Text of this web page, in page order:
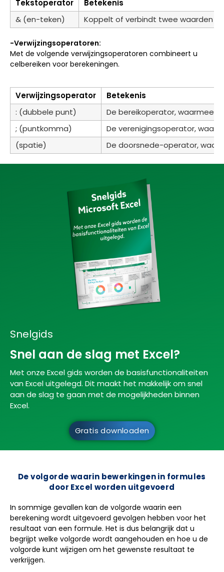
Tekstoperator
Betekenis
& (en-teken)
Koppelt of verbindt twee waarden
-Verwijzingsoperatoren:
Met de volgende verwijzingsoperatoren combineert u
celbereiken voor berekeningen.
Verwijzingsoperator
Betekenis
: (dubbele punt)
De bereikoperator, waarmee
; (puntkomma)
De verenigingsoperator,
(spatie)
De doorsnede-operator,
Snelgids
Snel aan de slag met Excel?
Met onze Excel gids worden de basisfunctionaliteiten
van Excel uitgelegd. Dit maakt het makkelijk om snel
aan de slag te gaan met de mogelijkheden binnen
Excel.
Gratis downloaden
De volgorde waarin bewerkingen in formules
door Excel worden uitgevoerd
In sommige gevallen kan de volgorde waarin een
berekening wordt uitgevoerd gevolgen hebben voor het
resultaat van een formule. Het is dus belangrijk dat u
begrijpt welke volgorde wordt aangehouden en hoe u de
volgorde kunt wijzigen om het gewenste resultaat te
verkrijgen.